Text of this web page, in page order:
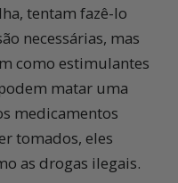
tentam fazê-lo
necessárias, mas
como estimulantes
matar uma
medicamentos
tomados, eles
as drogas ilegais.